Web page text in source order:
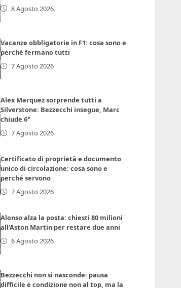
8 Agosto 2026
Vacanze obbligatorie in F1: cosa sono e
perché fermano tutti
7 Agosto 2026
Alex Marquez sorprende tutti a
Silverstone: Bezzecchi insegue, Marc
chiude 6°
7 Agosto 2026
Certificato di proprietà e documento
unico di circolazione: cosa sono e
perché servono
7 Agosto 2026
Alonso alza la posta: chiesti 80 milioni
all’Aston Martin per restare due anni
6 Agosto 2026
Bezzecchi non si nasconde: pausa
difficile e condizione non al top, ma la